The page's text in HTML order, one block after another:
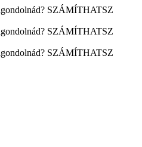
SZÁMÍTHATSZ
SZÁMÍTHATSZ
SZÁMÍTHATSZ